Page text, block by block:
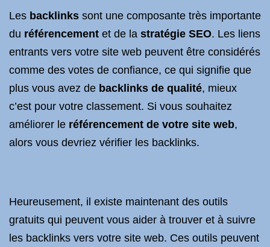
Les backlinks sont une composante très importante
du référencement et de la stratégie SEO. Les liens
entrants vers votre site web peuvent être considérés
comme des votes de confiance, ce qui signifie que
plus vous avez de backlinks de qualité, mieux
c’est pour votre classement. Si vous souhaitez
améliorer le référencement de votre site web,
alors vous devriez vérifier les backlinks.
Heureusement, il existe maintenant des outils
gratuits qui peuvent vous aider à trouver et à suivre
les backlinks vers votre site web. Ces outils peuvent